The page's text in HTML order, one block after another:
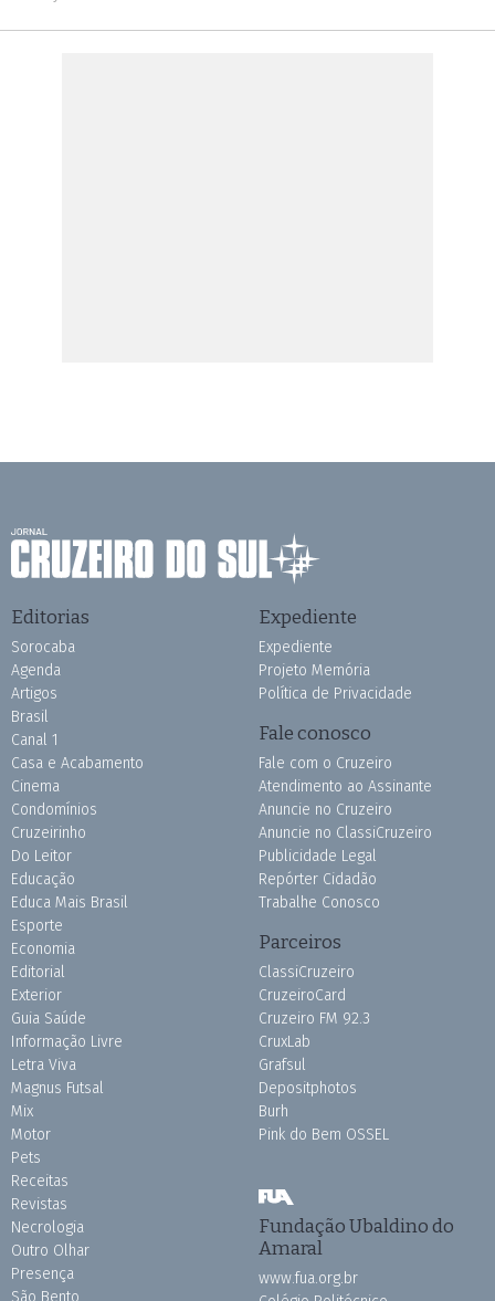
Editorias
Sorocaba
Agenda
Artigos
Brasil
Canal 1
Casa e Acabamento
Cinema
Condomínios
Cruzeirinho
Do Leitor
Educação
Educa Mais Brasil
Esporte
Economia
Editorial
Exterior
Guia Saúde
Informação Livre
Letra Viva
Magnus Futsal
Mix
Motor
Pets
Receitas
Revistas
Necrologia
Outro Olhar
Presença
Expediente
Expediente
Projeto Memória
Política de Privacidade
Fale conosco
Fale com o Cruzeiro
Atendimento ao Assinante
Anuncie no Cruzeiro
Anuncie no ClassiCruzeiro
Publicidade Legal
Repórter Cidadão
Trabalhe Conosco
Parceiros
ClassiCruzeiro
CruzeiroCard
Cruzeiro FM 92.3
CruxLab
Grafsul
Depositphotos
Burh
Pink do Bem OSSEL
Fundação Ubaldino do
Amaral
www.fua.org.br